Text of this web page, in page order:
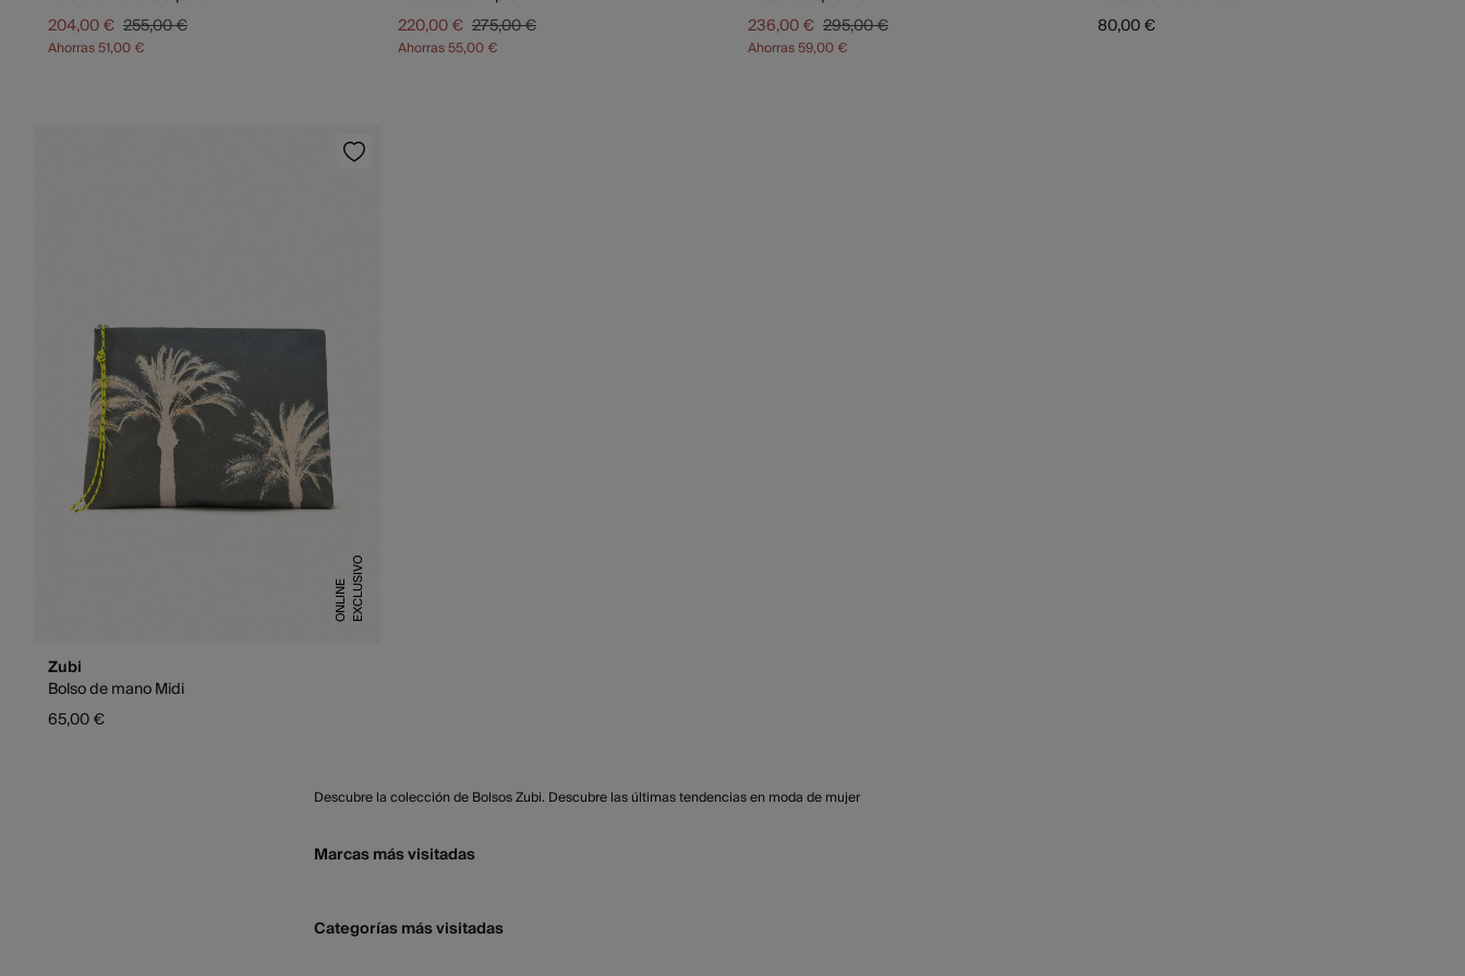
204,00 € 255,00 €
Ahorras51,00 €
220,00 € 275,00 €
Ahorras55,00 €
236,00 € 295,00 €
Ahorras59,00 €
80,00 €
E
X
C
L
U
S
I
V
O
O
N
L
I
N
E
Zubi
Bolso de mano Midi
65,00 €
Descubre la colección de Bolsos Zubi. Descubre las últimas tendencias en moda de mujer
Marcas más visitadas
Categorías más visitadas